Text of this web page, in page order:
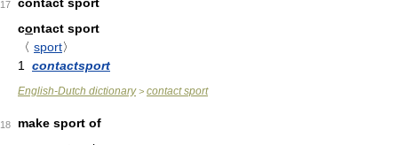
17
contact sport
contact sport
〈 sport〉
1 contactsport
English-Dutch dictionary> contact sport
18
make sport of